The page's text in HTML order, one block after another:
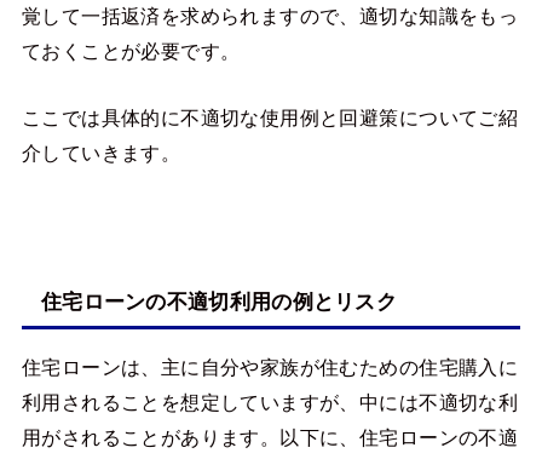
覚して一括返済を求められますので、適切な知識をもっ
ておくことが必要です。
ここでは具体的に不適切な使用例と回避策についてご紹
介していきます。
住宅ローンの不適切利用の例とリスク
住宅ローンは、主に自分や家族が住むための住宅購入に
利用されることを想定していますが、中には不適切な利
用がされることがあります。以下に、住宅ローンの不適